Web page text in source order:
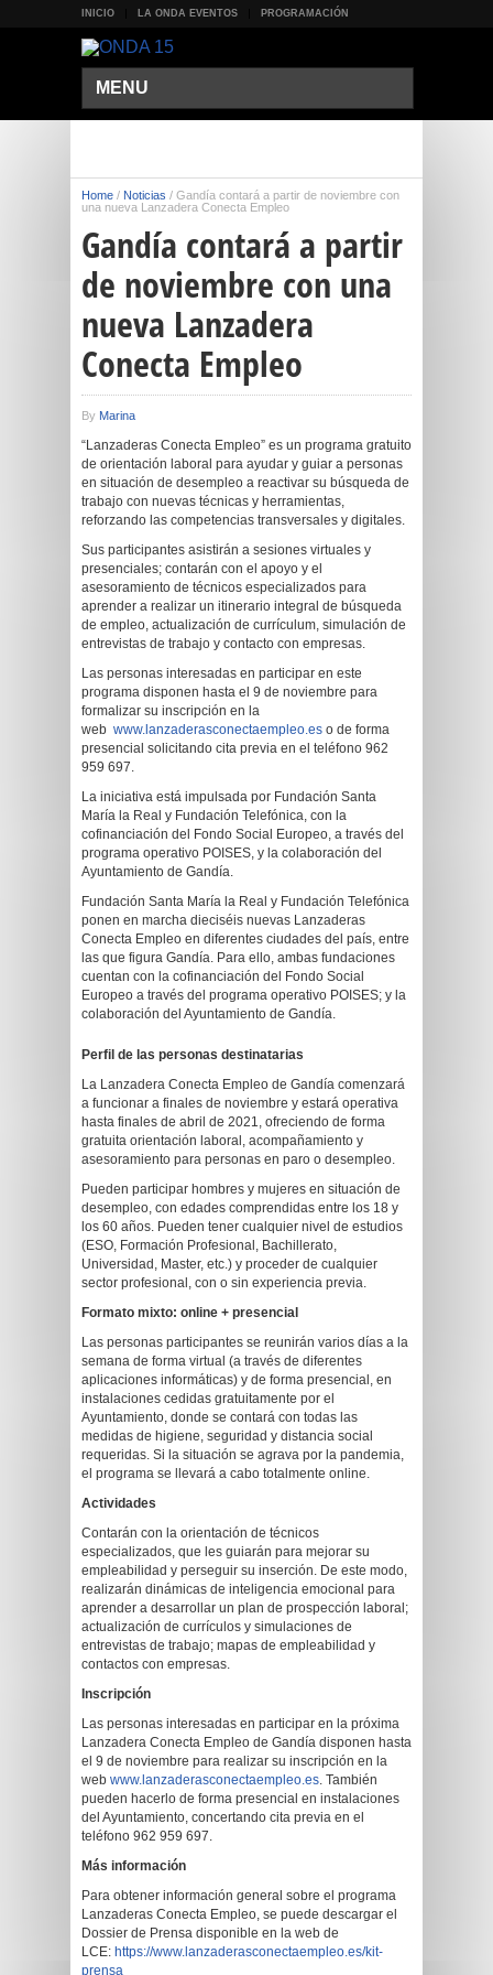
INICIO LA ONDA EVENTOS PROGRAMACIÓN
MENU
Home / Noticias / Gandía contará a partir de noviembre con
una nueva Lanzadera Conecta Empleo
Gandía contará a partir
de noviembre con una
nueva Lanzadera
Conecta Empleo
By Marina
“Lanzaderas Conecta Empleo” es un programa gratuito
de orientación laboral para ayudar y guiar a personas
en situación de desempleo a reactivar su búsqueda de
trabajo con nuevas técnicas y herramientas,
reforzando las competencias transversales y digitales.
Sus participantes asistirán a sesiones virtuales y
presenciales; contarán con el apoyo y el
asesoramiento de técnicos especializados para
aprender a realizar un itinerario integral de búsqueda
de empleo, actualización de currículum, simulación de
entrevistas de trabajo y contacto con empresas.
Las personas interesadas en participar en este
programa disponen hasta el 9 de noviembre para
formalizar su inscripción en la
web www.lanzaderasconectaempleo.es o de forma
presencial solicitando cita previa en el teléfono 962
959 697.
La iniciativa está impulsada por Fundación Santa
María la Real y Fundación Telefónica, con la
cofinanciación del Fondo Social Europeo, a través del
programa operativo POISES, y la colaboración del
Ayuntamiento de Gandía.
Fundación Santa María la Real y Fundación Telefónica
ponen en marcha dieciséis nuevas Lanzaderas
Conecta Empleo en diferentes ciudades del país, entre
las que figura Gandía. Para ello, ambas fundaciones
cuentan con la cofinanciación del Fondo Social
Europeo a través del programa operativo POISES; y la
colaboración del Ayuntamiento de Gandía.
Perfil de las personas destinatarias
La Lanzadera Conecta Empleo de Gandía comenzará
a funcionar a finales de noviembre y estará operativa
hasta finales de abril de 2021, ofreciendo de forma
gratuita orientación laboral, acompañamiento y
asesoramiento para personas en paro o desempleo.
Pueden participar hombres y mujeres en situación de
desempleo, con edades comprendidas entre los 18 y
los 60 años. Pueden tener cualquier nivel de estudios
(ESO, Formación Profesional, Bachillerato,
Universidad, Master, etc.) y proceder de cualquier
sector profesional, con o sin experiencia previa.
Formato mixto: online + presencial
Las personas participantes se reunirán varios días a la
semana de forma virtual (a través de diferentes
aplicaciones informáticas) y de forma presencial, en
instalaciones cedidas gratuitamente por el
Ayuntamiento, donde se contará con todas las
medidas de higiene, seguridad y distancia social
requeridas. Si la situación se agrava por la pandemia,
el programa se llevará a cabo totalmente online.
Actividades
Contarán con la orientación de técnicos
especializados, que les guiarán para mejorar su
empleabilidad y perseguir su inserción. De este modo,
realizarán dinámicas de inteligencia emocional para
aprender a desarrollar un plan de prospección laboral;
actualización de currículos y simulaciones de
entrevistas de trabajo; mapas de empleabilidad y
contactos con empresas.
Inscripción
Las personas interesadas en participar en la próxima
Lanzadera Conecta Empleo de Gandía disponen hasta
el 9 de noviembre para realizar su inscripción en la
web www.lanzaderasconectaempleo.es. También
pueden hacerlo de forma presencial en instalaciones
del Ayuntamiento, concertando cita previa en el
teléfono 962 959 697.
Más información
Para obtener información general sobre el programa
Lanzaderas Conecta Empleo, se puede descargar el
Dossier de Prensa disponible en la web de
LCE: https://www.lanzaderasconectaempleo.es/kit-
prensa